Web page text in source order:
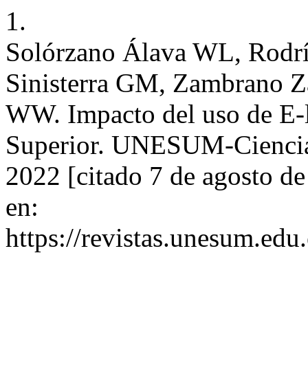
1.
Solórzano Álava WL,
Sinisterra GM, Zambrano
WW. Impacto del uso de
Superior. UNESUM-
2022 [citado 7 de agosto
en:
https://